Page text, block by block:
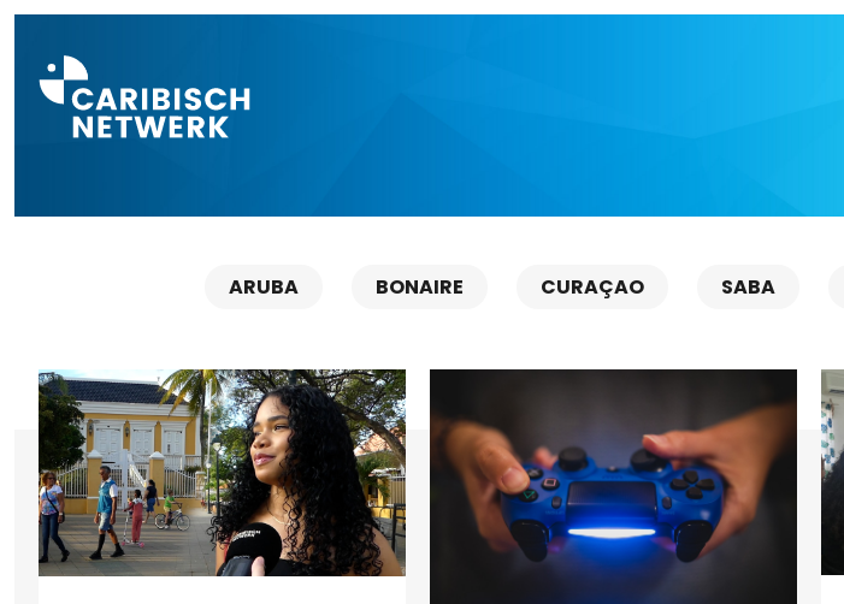
ARUBA BONAIRE CURAÇAO SABA